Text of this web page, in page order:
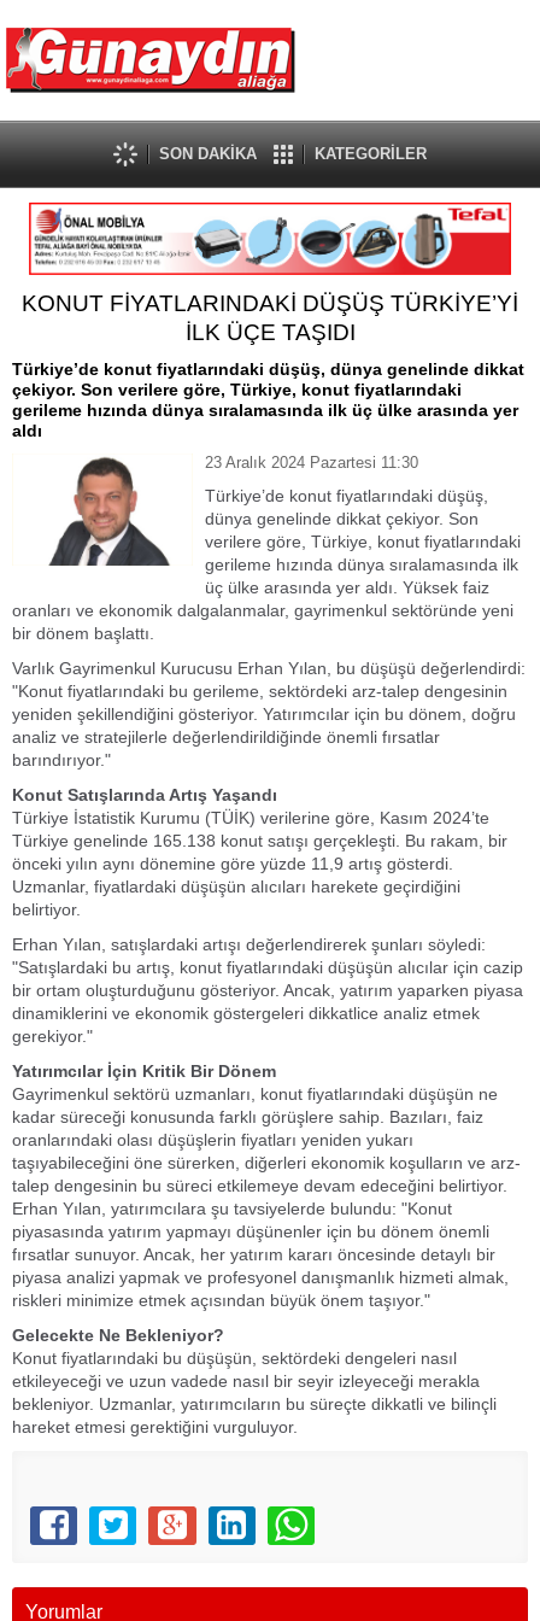
SON DAKİKA KATEGORİLER
KONUT FİYATLARINDAKİ DÜŞÜŞ TÜRKİYE’Yİ
İLK ÜÇE TAŞIDI
Türkiye’de konut fiyatlarındaki düşüş, dünya genelinde dikkat
çekiyor. Son verilere göre, Türkiye, konut fiyatlarındaki
gerileme hızında dünya sıralamasında ilk üç ülke arasında yer
aldı
23 Aralık 2024 Pazartesi 11:30
Türkiye’de konut fiyatlarındaki düşüş,
dünya genelinde dikkat çekiyor. Son
verilere göre, Türkiye, konut fiyatlarındaki
gerileme hızında dünya sıralamasında ilk
üç ülke arasında yer aldı. Yüksek faiz
oranları ve ekonomik dalgalanmalar, gayrimenkul sektöründe yeni
bir dönem başlattı.
Varlık Gayrimenkul Kurucusu Erhan Yılan, bu düşüşü değerlendirdi:
"Konut fiyatlarındaki bu gerileme, sektördeki arz-talep dengesinin
yeniden şekillendiğini gösteriyor. Yatırımcılar için bu dönem, doğru
analiz ve stratejilerle değerlendirildiğinde önemli fırsatlar
barındırıyor."
Konut Satışlarında Artış Yaşandı
Türkiye İstatistik Kurumu (TÜİK) verilerine göre, Kasım 2024’te
Türkiye genelinde 165.138 konut satışı gerçekleşti. Bu rakam, bir
önceki yılın aynı dönemine göre yüzde 11,9 artış gösterdi.
Uzmanlar, fiyatlardaki düşüşün alıcıları harekete geçirdiğini
belirtiyor.
Erhan Yılan, satışlardaki artışı değerlendirerek şunları söyledi:
"Satışlardaki bu artış, konut fiyatlarındaki düşüşün alıcılar için cazip
bir ortam oluşturduğunu gösteriyor. Ancak, yatırım yaparken piyasa
dinamiklerini ve ekonomik göstergeleri dikkatlice analiz etmek
gerekiyor."
Yatırımcılar İçin Kritik Bir Dönem
Gayrimenkul sektörü uzmanları, konut fiyatlarındaki düşüşün ne
kadar süreceği konusunda farklı görüşlere sahip. Bazıları, faiz
oranlarındaki olası düşüşlerin fiyatları yeniden yukarı
taşıyabileceğini öne sürerken, diğerleri ekonomik koşulların ve arz-
talep dengesinin bu süreci etkilemeye devam edeceğini belirtiyor.
Erhan Yılan, yatırımcılara şu tavsiyelerde bulundu: "Konut
piyasasında yatırım yapmayı düşünenler için bu dönem önemli
fırsatlar sunuyor. Ancak, her yatırım kararı öncesinde detaylı bir
piyasa analizi yapmak ve profesyonel danışmanlık hizmeti almak,
riskleri minimize etmek açısından büyük önem taşıyor."
Gelecekte Ne Bekleniyor?
Konut fiyatlarındaki bu düşüşün, sektördeki dengeleri nasıl
etkileyeceği ve uzun vadede nasıl bir seyir izleyeceği merakla
bekleniyor. Uzmanlar, yatırımcıların bu süreçte dikkatli ve bilinçli
hareket etmesi gerektiğini vurguluyor.
Yorumlar